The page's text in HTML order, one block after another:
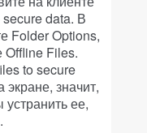
data. В
Folder Options,
Offline Files.
to secure
экране, значит,
ее,